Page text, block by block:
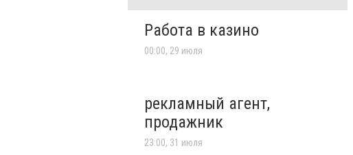
Работа в казино
00:00, 29 июля
рекламный агент,
продажник
23:00, 31 июля